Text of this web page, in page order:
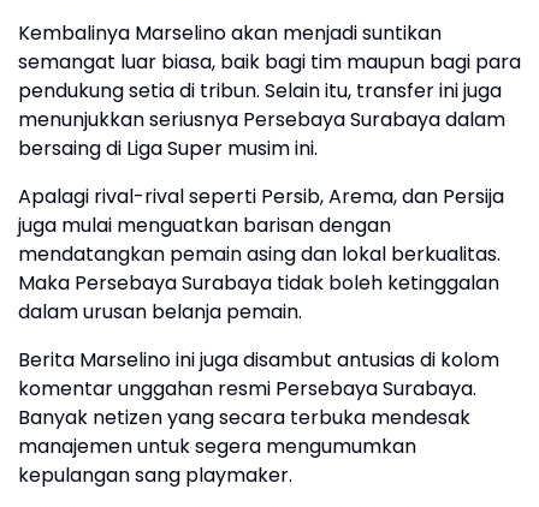
Kembalinya Marselino akan menjadi suntikan
semangat luar biasa, baik bagi tim maupun bagi para
pendukung setia di tribun. Selain itu, transfer ini juga
menunjukkan seriusnya Persebaya Surabaya dalam
bersaing di Liga Super musim ini.
Apalagi rival-rival seperti Persib, Arema, dan Persija
juga mulai menguatkan barisan dengan
mendatangkan pemain asing dan lokal berkualitas.
Maka Persebaya Surabaya tidak boleh ketinggalan
dalam urusan belanja pemain.
Berita Marselino ini juga disambut antusias di kolom
komentar unggahan resmi Persebaya Surabaya.
Banyak netizen yang secara terbuka mendesak
manajemen untuk segera mengumumkan
kepulangan sang playmaker.